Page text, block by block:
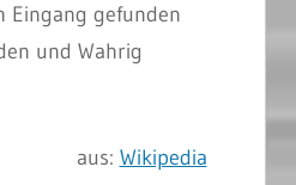
Eingang gefunden
und Wahrig
aus: Wikipedia